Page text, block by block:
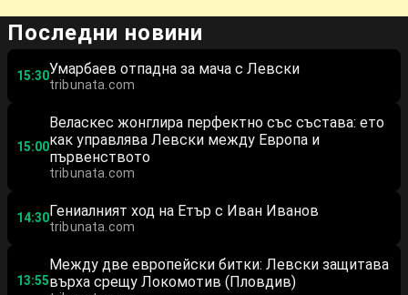
Последни новини
15:30Умарбаев отпадна за мача с Левски
tribunata.com
15:00
Веласкес жонглира перфектно със състава: ето
как управлява Левски между Европа и
първенството
tribunata.com
14:30Гениалният ход на Етър с Иван Иванов
tribunata.com
13:55
Между две европейски битки: Левски защитава
върха срещу Локомотив (Пловдив)